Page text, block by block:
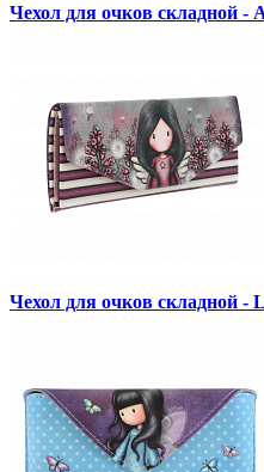
Чехол для очков складной -
Чехол для очков складной -